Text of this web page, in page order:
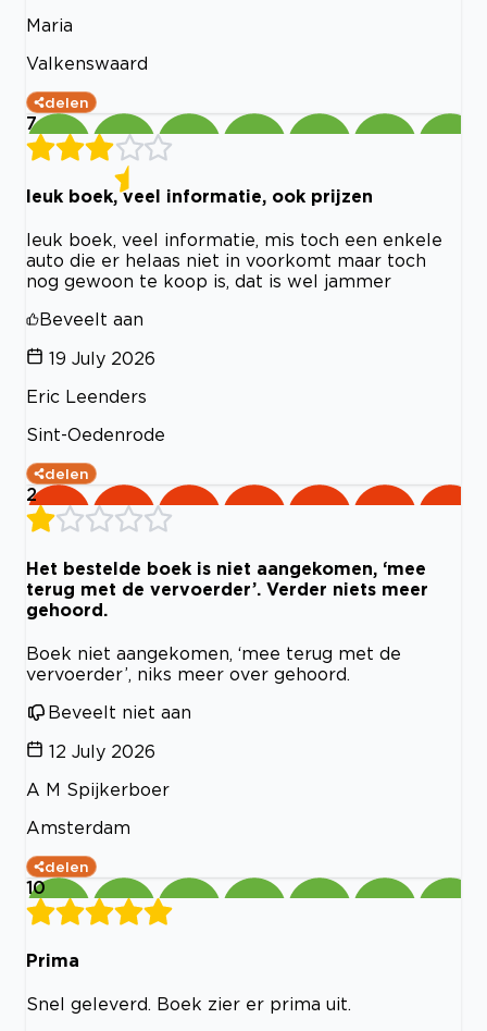
Maria
Valkenswaard
delen
7
leuk boek, veel informatie, ook prijzen
leuk boek, veel informatie, mis toch een enkele
auto die er helaas niet in voorkomt maar toch
nog gewoon te koop is, dat is wel jammer
Beveelt aan
19 July 2026
Eric Leenders
Sint-Oedenrode
delen
2
Het bestelde boek is niet aangekomen, ‘mee
terug met de vervoerder’. Verder niets meer
gehoord.
Boek niet aangekomen, ‘mee terug met de
vervoerder’, niks meer over gehoord.
Beveelt niet aan
12 July 2026
A M Spijkerboer
Amsterdam
delen
10
Prima
Snel geleverd. Boek zier er prima uit.